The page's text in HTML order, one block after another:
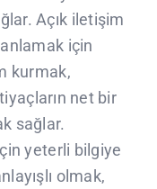
Açık iletişim
için
kurmak,
net bir
sağlar.
yeterli bilgiye
olmak,